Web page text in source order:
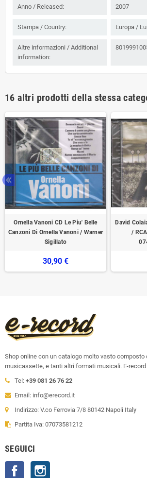
Anno / Released: 2007
Stampa / Country: Europa /
Altre informazioni / Additional
information:
16 altri prodotti della stessa
Ornella Vanoni CD Le Piu' Belle
Canzoni Di Ornella Vanoni / Warner
Sigillato
30,90 €
David
/
Shop online con un catalogo molto vasto composto
musicassette, e tanti altri formati musicali. E-
Tel: +39 081 26 76 22
Email: info@erecord.it
Indirizzo: V.co Ferrovia 7/8 80142 Napoli Italy
Partita Iva: 07073581212
SEGUICI
Facebook